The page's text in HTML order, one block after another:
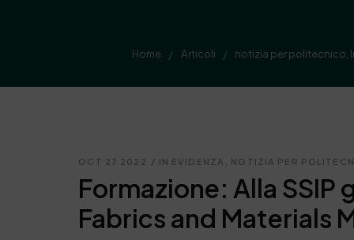
Home / Articoli / notizia per politecnico
OCT 27 2022 / IN EVIDENZA NOTIZIA PER
Formazione: Alla
Fabrics and Materials